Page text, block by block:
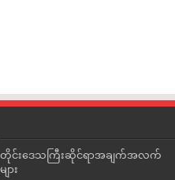
တိုင်းဒေသကြီးဆိုင်ရာအချက်အလက်
များ